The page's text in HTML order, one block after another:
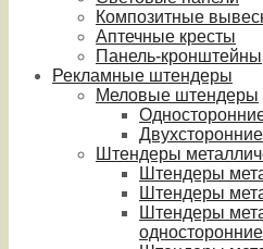
Композитные
Аптечные кресты
Панель-кронштейны
Рекламные штендеры
Меловые штендеры
Штендеры
Штендеры
Штендеры
Штендеры